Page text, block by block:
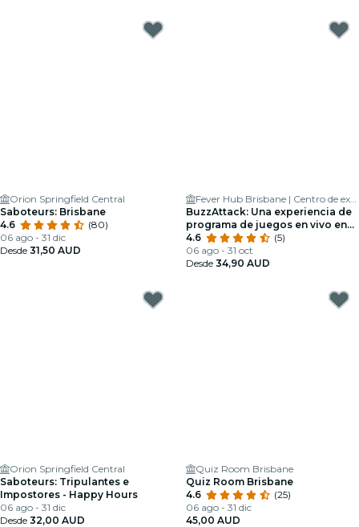
Orion Springfield Central
Saboteurs: Brisbane
4.6
(80)
06 ago - 31 dic
Desde 31,50 AUD
Fever Hub Brisbane | Centro de experiencias inmersivas
BuzzAttack: Una experiencia de
programa de juegos en vivo en
Brisbane
4.6
(5)
06 ago - 31 oct
Desde 34,90 AUD
Orion Springfield Central
Saboteurs: Tripulantes e
Impostores - Happy Hours
06 ago - 31 dic
Desde 32,00 AUD
Quiz Room Brisbane
Quiz Room Brisbane
4.6
(25)
06 ago - 31 dic
45,00 AUD